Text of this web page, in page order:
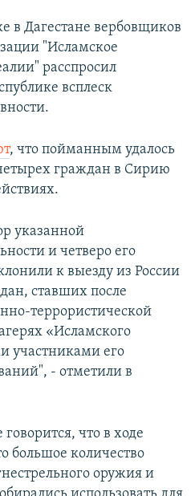
в Дагестане вербовщиков
"Исламское
расспросил
всплеск
, что пойманным удалось
граждан в Сирию
указанной
и четверо его
к выезду из России
ставших после
террористической
«Исламского
участниками его
- отметили в
что в ходе
большое количество
оружия и